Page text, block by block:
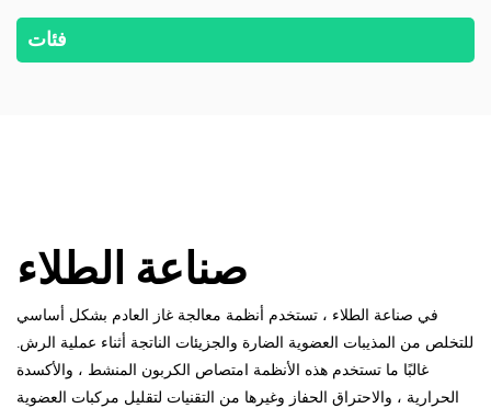
فئات
صناعة الطلاء
في صناعة الطلاء ، تستخدم أنظمة معالجة غاز العادم بشكل أساسي
للتخلص من المذيبات العضوية الضارة والجزيئات الناتجة أثناء عملية الرش.
غالبًا ما تستخدم هذه الأنظمة امتصاص الكربون المنشط ، والأكسدة
الحرارية ، والاحتراق الحفاز وغيرها من التقنيات لتقليل مركبات العضوية